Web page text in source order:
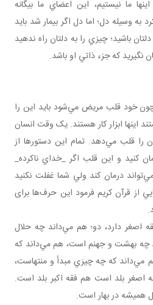
ما نيستيم، اين اعضاي ما بيگانه
به وسيله دل؛ اما دل اگر بيمار شد بايد
باشيد؛ چيزي را به دلتان راه ندهيد
نگيريد که جزء ذاتي او باشد.
خود قلب مريض مي‌شود بايد اين را
اينها ابزار کار هستند. يک وقت انسان
را قلب مي‌دهد. تمام اين دستورها از
کنيد و اين قلب اگر _خداي ناکرده_
درمان کند ولي شما غفلت نکنيد
از قرآن کريم فرمود اين حرف‌ها برای
اصغر دارد، دو؛ هم مي‌داند چه حلال
بهشت و جهنم است، هم مي‌داند که
مي‌داند که چه چيزي مبدأ و منتهاست،
اصغر بلد است هم فقه اکبر بلد است.
هميشه در بهار است.